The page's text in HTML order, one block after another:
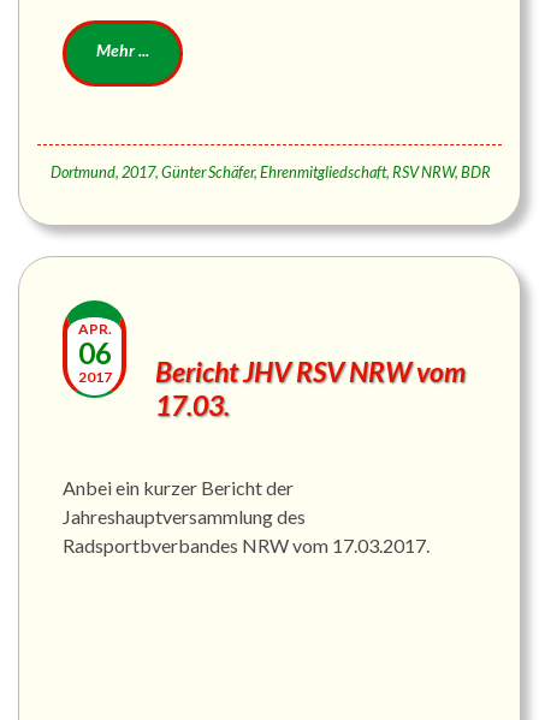
Dortmund, 2017,Günter Schäfer,Ehrenmitgliedschaft,RSV NRW,BDR
APR.
06
2017
Bericht JHV RSV NRW vom
17.03.
Anbei ein kurzer Bericht der
Jahreshauptversammlung des
Radsportbverbandes NRW vom 17.03.2017.